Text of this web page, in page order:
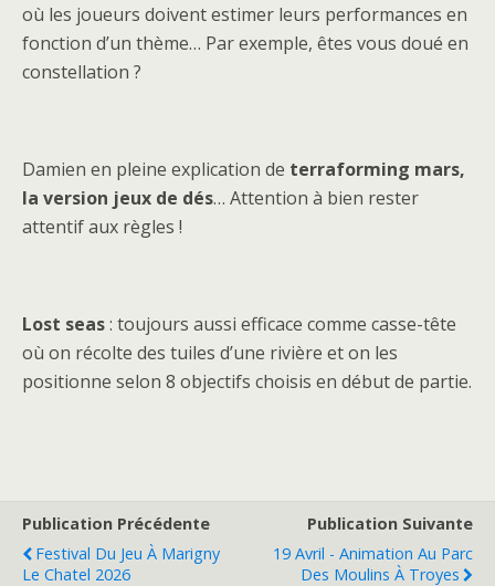
où les joueurs doivent estimer leurs performances en
fonction d’un thème… Par exemple, êtes vous doué en
constellation ?
Damien en pleine explication de terraforming mars,
la version jeux de dés… Attention à bien rester
attentif aux règles !
Lost seas: toujours aussi efficace comme casse-tête
où on récolte des tuiles d’une rivière et on les
positionne selon 8 objectifs choisis en début de partie.
Publication Précédente
Festival Du Jeu À Marigny
Le Chatel 2026
Publication Suivante
19 Avril - Animation Au Parc
Des Moulins À Troyes